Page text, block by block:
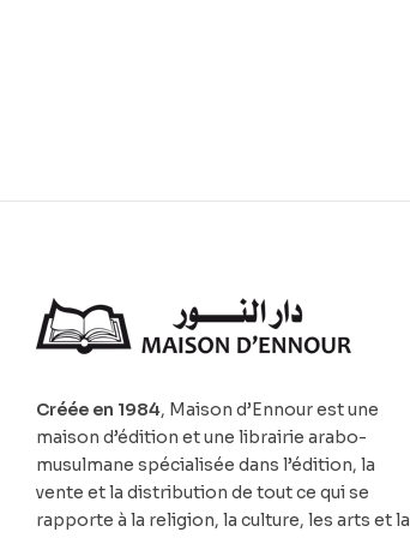
Créée en 1984, Maison d’Ennour est une
maison d’édition et une librairie arabo-
musulmane spécialisée dans l’édition, la
vente et la distribution de tout ce qui se
rapporte à la religion, la culture, les arts et la